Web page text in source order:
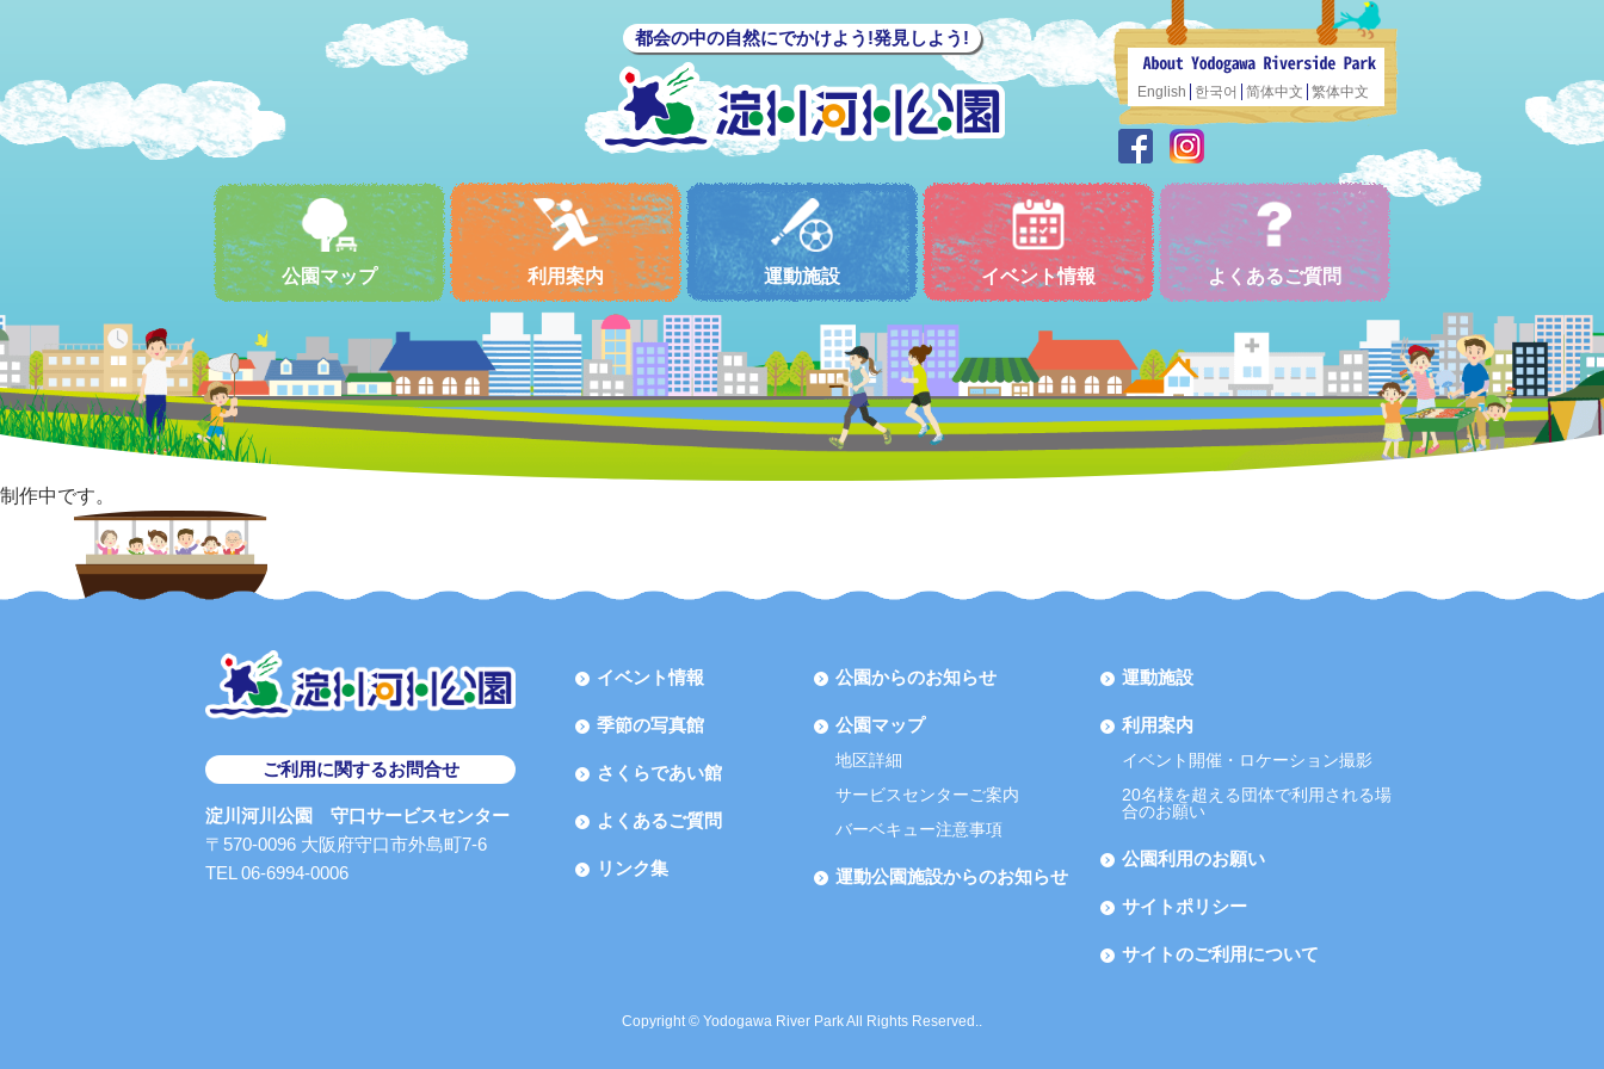
都会の中の自然にでかけよう!発見しよう!
English 한국어 简体中文 繁体中文
公園マップ 利用案内 運動施設 イベント情報 よくあるご質問
制作中です。
ご利用に関するお問合せ
淀川河川公園 守口サービスセンター
〒570-0096 大阪府守口市外島町7-6
TEL 06-6994-0006
イベント情報
季節の写真館
さくらであい館
よくあるご質問
リンク集
公園からのお知らせ
公園マップ
地区詳細
サービスセンターご案内
バーベキュー注意事項
運動公園施設からのお知らせ
運動施設
利用案内
イベント開催・ロケーション撮影
20名様を超える団体で利用される場
合のお願い
公園利用のお願い
サイトポリシー
サイトのご利用について
Copyright © Yodogawa River Park All Rights Reserved..